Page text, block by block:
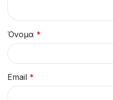
Όνομα *
Email *